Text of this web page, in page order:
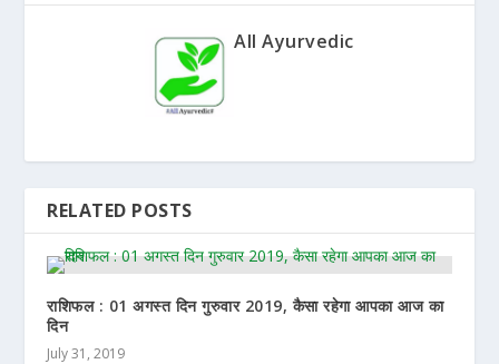
All Ayurvedic
RELATED POSTS
राशिफल : 01 अगस्त दिन गुरुवार 2019, कैसा रहेगा आपका आज का
दिन
July 31, 2019